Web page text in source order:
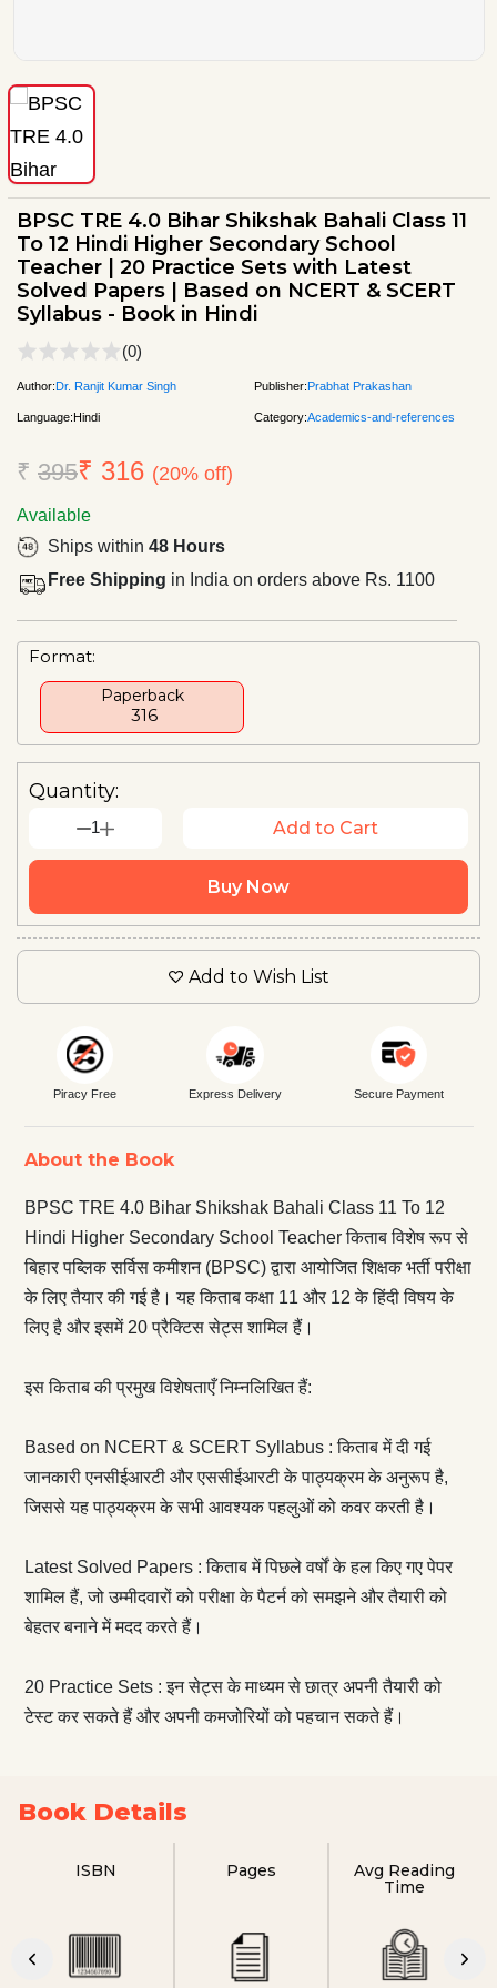
BPSC TRE 4.0 Bihar Shikshak Bahali Class 11
To 12 Hindi Higher Secondary School
Teacher | 20 Practice Sets with Latest
Solved Papers | Based on NCERT & SCERT
Syllabus - Book in Hindi
(0)
Author:Dr. Ranjit Kumar Singh Publisher:Prabhat Prakashan
Language:Hindi Category:Academics-and-references
₹ 395₹ 316 (20% off)
Available
Ships within 48 Hours
Free Shipping in India on orders above Rs. 1100
Format:
Paperback
₹ 316
Quantity:
1 Add to Cart
Buy Now
Add to Wish List
Piracy Free Express Delivery Secure Payment
About the Book
BPSC TRE 4.0 Bihar Shikshak Bahali Class 11 To 12
Hindi Higher Secondary School Teacher किताब विशेष रूप से
बिहार पब्लिक सर्विस कमीशन (BPSC) द्वारा आयोजित शिक्षक भर्ती परीक्षा
के लिए तैयार की गई है। यह किताब कक्षा 11 और 12 के हिंदी विषय के
लिए है और इसमें 20 प्रैक्टिस सेट्स शामिल हैं।
इस किताब की प्रमुख विशेषताएँ निम्नलिखित हैं:
Based on NCERT & SCERT Syllabus : किताब में दी गई
जानकारी एनसीईआरटी और एससीईआरटी के पाठ्यक्रम के अनुरूप है,
जिससे यह पाठ्यक्रम के सभी आवश्यक पहलुओं को कवर करती है।
Latest Solved Papers : किताब में पिछले वर्षों के हल किए गए पेपर
शामिल हैं, जो उम्मीदवारों को परीक्षा के पैटर्न को समझने और तैयारी को
बेहतर बनाने में मदद करते हैं।
20 Practice Sets : इन सेट्स के माध्यम से छात्र अपनी तैयारी को
टेस्ट कर सकते हैं और अपनी कमजोरियों को पहचान सकते हैं।
Book Details
ISBN Pages
Avg Reading
Time